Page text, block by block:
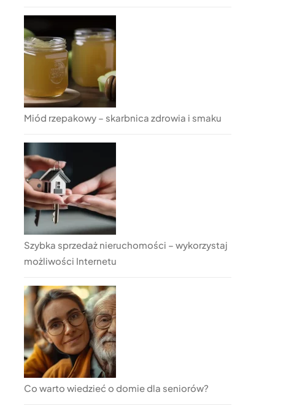
Miód rzepakowy – skarbnica zdrowia i smaku
Szybka sprzedaż nieruchomości – wykorzystaj
możliwości Internetu
Co warto wiedzieć o domie dla seniorów?